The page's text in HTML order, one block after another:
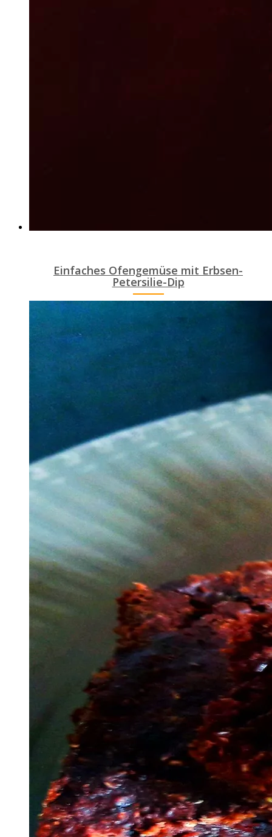
Einfaches Ofengemüse mit Erbsen-
Petersilie-Dip
ANEMPTYTEXTLLINE